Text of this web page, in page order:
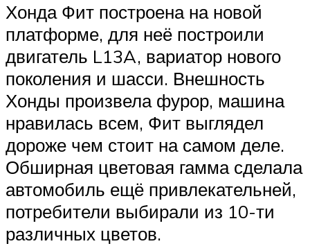
Хонда Фит построена на новой
платформе, для неё построили
двигатель L13A, вариатор нового
поколения и шасси. Внешность
Хонды произвела фурор, машина
нравилась всем, Фит выглядел
дороже чем стоит на самом деле.
Обширная цветовая гамма сделала
автомобиль ещё привлекательней,
потребители выбирали из 10-ти
различных цветов.